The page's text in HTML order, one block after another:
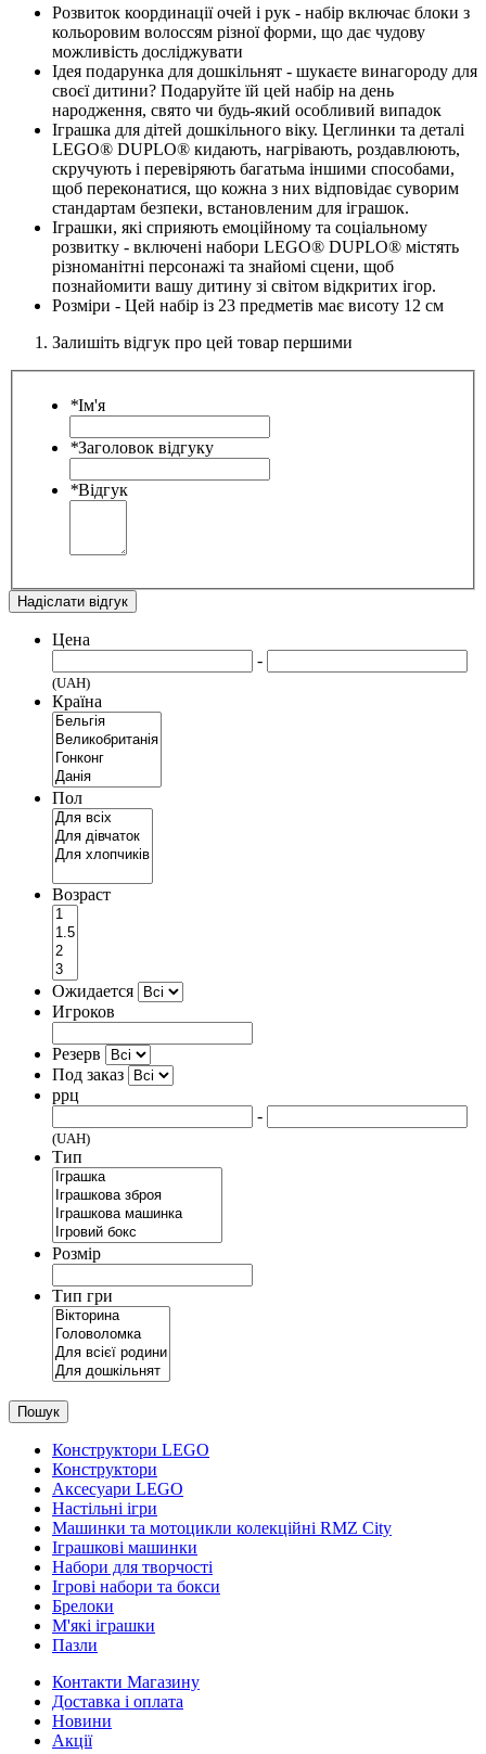
Розвиток координації очей і рук - набір включає блоки з
кольоровим волоссям різної форми, що дає чудову
можливість досліджувати
Ідея подарунка для дошкільнят - шукаєте винагороду для
своєї дитини? Подаруйте їй цей набір на день
народження, свято чи будь-який особливий випадок
Іграшка для дітей дошкільного віку. Цеглинки та деталі
LEGO® DUPLO® кидають, нагрівають, роздавлюють,
скручують і перевіряють багатьма іншими способами,
щоб переконатися, що кожна з них відповідає суворим
стандартам безпеки, встановленим для іграшок.
Іграшки, які сприяють емоційному та соціальному
розвитку - включені набори LEGO® DUPLO® містять
різноманітні персонажі та знайомі сцени, щоб
познайомити вашу дитину зі світом відкритих ігор.
Розміри - Цей набір із 23 предметів має висоту 12 см
Залишіть відгук про цей товар першими
*Ім'я
*Заголовок відгуку
*Відгук
Надіслати відгук
Цена
-
(UAH)
Країна
Пол
Возраст
Ожидается
Игроков
Резерв
Под заказ
ррц
-
(UAH)
Тип
Розмір
Тип гри
Пошук
Конструктори LEGO
Конструктори
Аксесуари LEGO
Настільні ігри
Машинки та мотоцикли колекційні RMZ City
Іграшкові машинки
Набори для творчості
Ігрові набори та бокси
Брелоки
М'які іграшки
Пазли
Контакти Магазину
Доставка і оплата
Новини
Акції